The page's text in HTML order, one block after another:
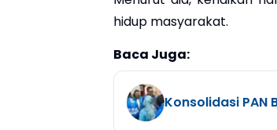
hidup masyarakat.
Baca Juga:
Konsolidasi PAN